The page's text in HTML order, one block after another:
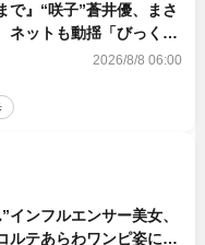
で』“咲子”蒼井優、まさ
ットも動揺「びっくり
（ネタバレあり）
2026/8/8 06:00
インフルエンサー美女、
ルテあらわワンピ姿に反